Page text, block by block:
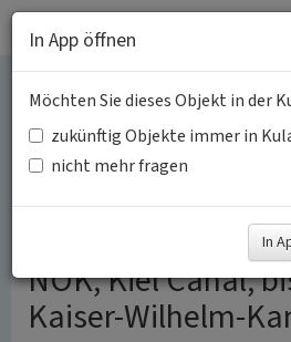
Abschnitt des
Ostsee-Kanals
Kanalfähre
NOK, Kiel Canal,
Kaiser-Wilhelm-
In App öffnen
Möchten Sie dieses Objekt in der
zukünftig Objekte immer in
nicht mehr fragen
In